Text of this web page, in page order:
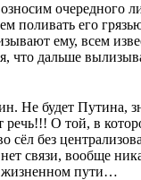
очередного
поливать его
ему, всем
что дальше
Не будет Путина,
О той, в
без
связи, вообще
жизненном пути…